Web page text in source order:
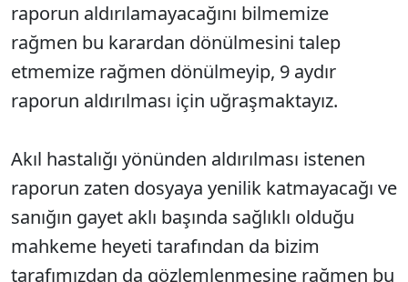
raporun aldırılamayacağını bilmemize
rağmen bu karardan dönülmesini talep
etmemize rağmen dönülmeyip, 9 aydır
raporun aldırılması için uğraşmaktayız.
Akıl hastalığı yönünden aldırılması istenen
raporun zaten dosyaya yenilik katmayacağı ve
sanığın gayet aklı başında sağlıklı olduğu
mahkeme heyeti tarafından da bizim
tarafımızdan da gözlemlenmesine rağmen bu